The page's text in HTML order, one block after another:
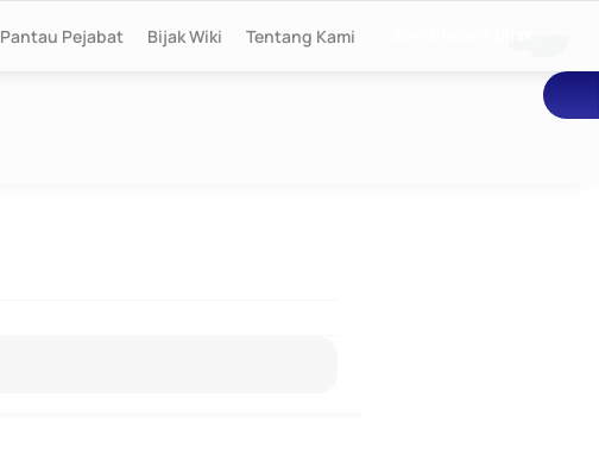
Pantau Pejabat Bijak Wiki Tentang Kami